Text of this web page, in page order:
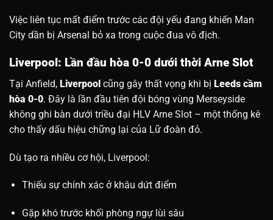
Việc liên tục mất điểm trước các đội yếu đang khiến Man
City dần bị Arsenal bỏ xa trong cuộc đua vô địch.
Liverpool: Lần đầu hòa 0-0 dưới thời Arne Slot
Tại Anfield, Liverpool cũng gây thất vọng khi bị Leeds cầm
hòa 0-0. Đây là lần đầu tiên đội bóng vùng Merseyside
không ghi bàn dưới triều đại HLV Arne Slot – một thống kê
cho thấy dấu hiệu chững lại của Lữ đoàn đỏ.
Dù tạo ra nhiều cơ hội, Liverpool:
Thiếu sự chính xác ở khâu dứt điểm
Gặp khó trước khối phòng ngự lùi sâu